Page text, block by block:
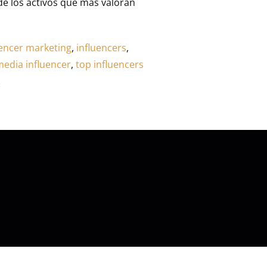
marketing, influencers,
influencer, top influencers